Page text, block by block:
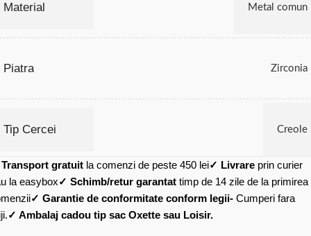
Material Metal comun
Piatra Zirconia
Tip Cercei Creole
Transport gratuit la comenzi de peste 450 lei✓ Livrare prin curier
la easybox✓ Schimb/retur garantat timp de 14 zile de la primirea
✓ Garantie de conformitate conform legii- Cumperi fara
✓ Ambalaj cadou tip sac Oxette sau Loisir.